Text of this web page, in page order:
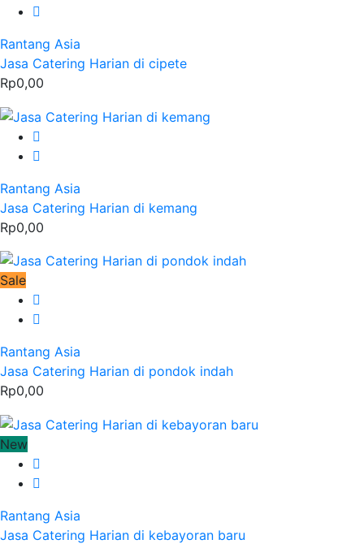
Rantang Asia
Jasa Catering Harian di cipete
Rp0,00
Rantang Asia
Jasa Catering Harian di kemang
Rp0,00
Sale
Rantang Asia
Jasa Catering Harian di pondok indah
Rp0,00
New
Rantang Asia
Jasa Catering Harian di kebayoran baru